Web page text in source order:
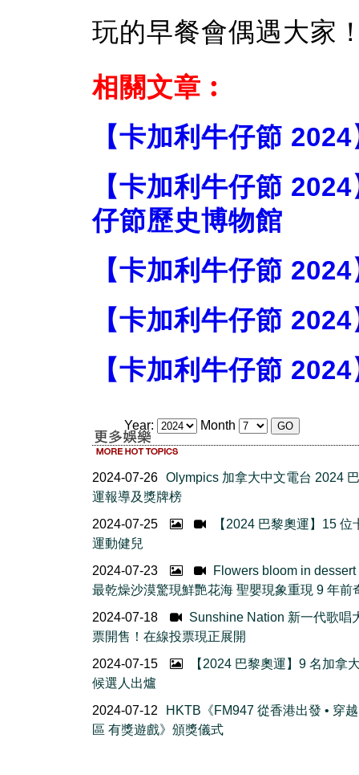
玩的早餐會偶遇大家
相關文章︰
【卡加利牛仔節
【卡加利牛仔節
仔節歷史博物館
【卡加利牛仔節
【卡加利牛仔節
【卡加利牛仔節
Year: Month
2024-07-26 Olympics 加拿大中文電台 2024
運報導及獎牌榜
2024-07-25
【2024 巴黎奧運】15 位
運動健兒
2024-07-23
Flowers bloom in dessert
最乾燥沙漠驚現鮮艷花海 聖嬰現象重現 9 年前
2024-07-18
Sunshine Nation 新一代歌唱
票開售！在線投票現正展開
2024-07-15
【2024 巴黎奧運】9 名加拿
候選人出爐
2024-07-12
HKTB《FM947 從香港出發 • 穿
區 有獎遊戲》頒獎儀式